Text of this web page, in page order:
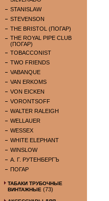
STANISLAW
STEVENSON
THE BRISTOL (ПОГАР)
THE ROYAL PIPE CLUB
(ПОГАР)
TOBACCONIST
TWO FRIENDS
VABANQUE
VAN ERKOMS
VON EICKEN
VORONTSOFF
WALTER RALEIGH
WELLAUER
WESSEX
WHITE ELEPHANT
WINSLOW
А. Г. РУТЕНБЕРГЪ
ПОГАР
ТАБАКИ ТРУБОЧНЫЕ
ВИНТАЖНЫЕ (73)